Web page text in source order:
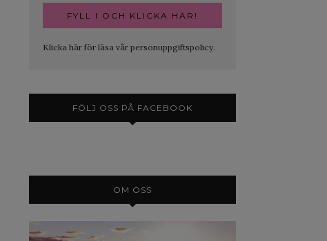
Klicka här för läsa vår personuppgiftspolicy.
FÖLJ OSS PÅ FACEBOOK
OM OSS